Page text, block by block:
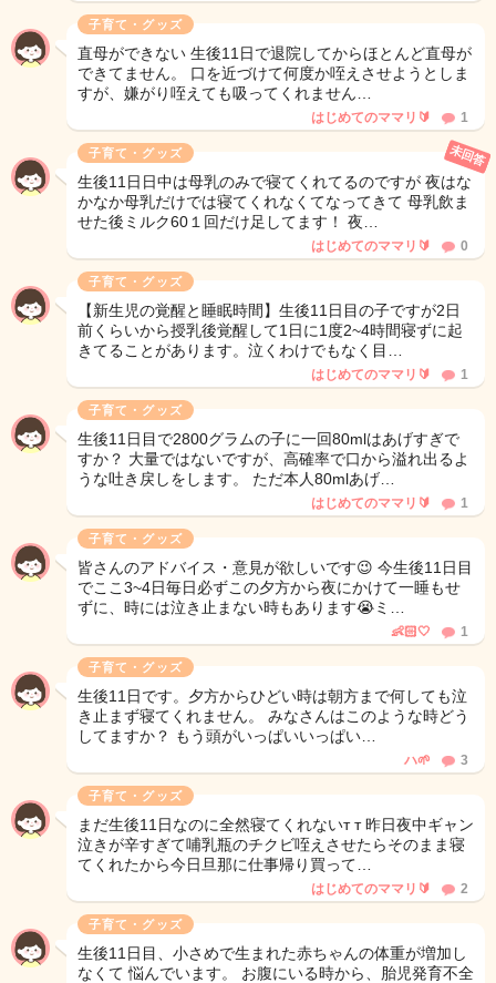
子育て・グッズ
直母ができない 生後11日で退院してからほとんど直母が
できてません。 口を近づけて何度か咥えさせようとしま
すが、嫌がり咥えても吸ってくれません…
はじめてのママリ🔰 1
子育て・グッズ
生後11日日中は母乳のみで寝てくれてるのですが 夜はな
かなか母乳だけでは寝てくれなくてなってきて 母乳飲ま
せた後ミルク60１回だけ足してます！ 夜…
未回答
はじめてのママリ🔰 0
子育て・グッズ
【新生児の覚醒と睡眠時間】生後11日目の子ですが2日
前くらいから授乳後覚醒して1日に1度2~4時間寝ずに起
きてることがあります。泣くわけでもなく目…
はじめてのママリ🔰 1
子育て・グッズ
生後11日目で2800グラムの子に一回80mlはあげすぎで
すか？ 大量ではないですが、高確率で口から溢れ出るよ
うな吐き戻しをします。 ただ本人80mlあげ…
はじめてのママリ🔰 1
子育て・グッズ
皆さんのアドバイス・意見が欲しいです😉 今生後11日目
でここ3~4日毎日必ずこの夕方から夜にかけて一睡もせ
ずに、時には泣き止まない時もあります😭ミ…
👶🏻🤍 1
子育て・グッズ
生後11日です。夕方からひどい時は朝方まで何しても泣
き止まず寝てくれません。 みなさんはこのような時どう
してますか？ もう頭がいっぱいいっぱい…
ハ🌱 3
子育て・グッズ
まだ生後11日なのに全然寝てくれないт т 昨日夜中ギャン
泣きが辛すぎて哺乳瓶のチクビ咥えさせたらそのまま寝
てくれたから今日旦那に仕事帰り買って…
はじめてのママリ🔰 2
子育て・グッズ
生後11日目、小さめで生まれた赤ちゃんの体重が増加し
なくて 悩んでいます。 お腹にいる時から、胎児発育不全